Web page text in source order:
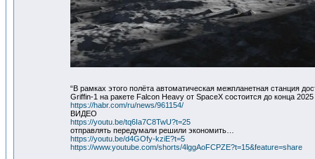
“В рамках этого полёта автоматическая межпланетная станция
Griffin-1 на ракете Falcon Heavy от SpaceX состоится до конца
https://habr.com/ru/news/961154/
ВИДЕО
https://youtu.be/tq6Ia7C8TwU?t=25
отправлять передумали решили экономить…
https://youtu.be/d4GOfy-kziE?t=5
https://www.youtube.com/shorts/4lggAoFCPZE?t=15&feature=share